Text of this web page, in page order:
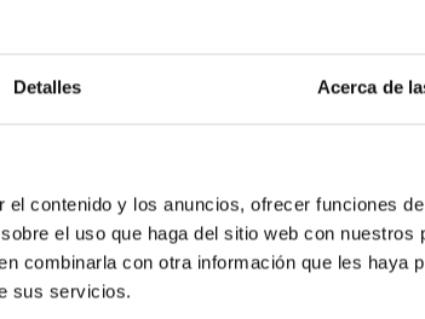
Detalles Acerca de
contenido y los anuncios, ofrecer funciones
el uso que haga del sitio web con nuestros
combinarla con otra información que les haya
sus servicios.
profundiza en cómo se
de enero
(IAC) emite este viernes, 9 de enero de
Este programa semanal de 30 minutos,
del centro y rendir homenaje a la